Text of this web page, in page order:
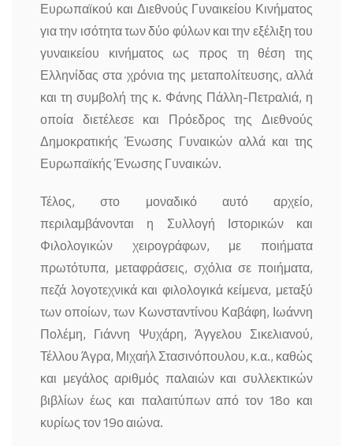
Ευρωπαϊκού και Διεθνούς Γυναικείου Κινήματος
για την ισότητα των δύο φύλων και την εξέλιξη του
γυναικείου κινήματος ως προς τη θέση της
Ελληνίδας στα χρόνια της μεταπολίτευσης, αλλά
και τη συμβολή της κ. Φάνης Πάλλη-Πετραλιά, η
οποία διετέλεσε και Πρόεδρος της Διεθνούς
Δημοκρατικής Ένωσης Γυναικών αλλά και της
Ευρωπαϊκής Ένωσης Γυναικών.
Τέλος, στο μοναδικό αυτό αρχείο,
περιλαμβάνονται η Συλλογή Ιστορικών και
Φιλολογικών χειρογράφων, με ποιήματα
πρωτότυπα, μεταφράσεις, σχόλια σε ποιήματα,
πεζά λογοτεχνικά και φιλολογικά κείμενα, μεταξύ
των οποίων, των Κωνσταντίνου Καβάφη, Ιωάννη
Πολέμη, Γιάννη Ψυχάρη, Άγγελου Σικελιανού,
Τέλλου Άγρα, Μιχαήλ Στασινόπουλου, κ.α., καθώς
και μεγάλος αριθμός παλαιών και συλλεκτικών
βιβλίων έως και παλαιτύπων από τον 18ο και
κυρίως τον 19ο αιώνα.